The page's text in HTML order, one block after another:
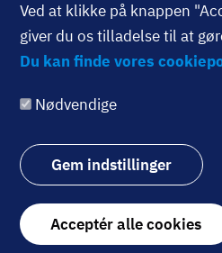
Ved at klikke på knappen
giver du os tilladelse til at
Du kan finde vores
Nødvendige
Gem indstillinger
Acceptér alle cookies
TILMELD NYHEDSBREV
© Dansk Aktionærforening 2026